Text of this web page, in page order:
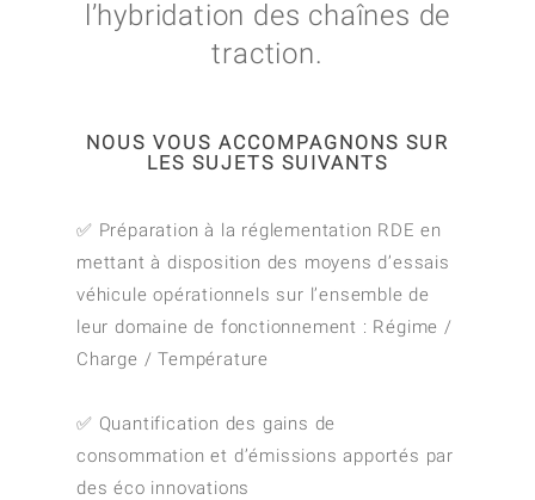
l’hybridation des chaînes de
traction.
NOUS VOUS ACCOMPAGNONS SUR
LES SUJETS SUIVANTS
✅ Préparation à la réglementation RDE en
mettant à disposition des moyens d’essais
véhicule opérationnels sur l’ensemble de
leur domaine de fonctionnement : Régime /
Charge / Température
✅ Quantification des gains de
consommation et d’émissions apportés par
des éco innovations